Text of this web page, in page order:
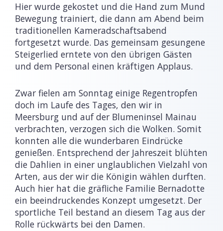
Hier wurde gekostet und die Hand zum Mund
Bewegung trainiert, die dann am Abend beim
traditionellen Kameradschaftsabend
fortgesetzt wurde. Das gemeinsam gesungene
Steigerlied erntete von den übrigen Gästen
und dem Personal einen kräftigen Applaus.
Zwar fielen am Sonntag einige Regentropfen
doch im Laufe des Tages, den wir in
Meersburg und auf der Blumeninsel Mainau
verbrachten, verzogen sich die Wolken. Somit
konnten alle die wunderbaren Eindrücke
genießen. Entsprechend der Jahreszeit blühten
die Dahlien in einer unglaublichen Vielzahl von
Arten, aus der wir die Königin wählen durften.
Auch hier hat die gräfliche Familie Bernadotte
ein beeindruckendes Konzept umgesetzt. Der
sportliche Teil bestand an diesem Tag aus der
Rolle rückwärts bei den Damen.